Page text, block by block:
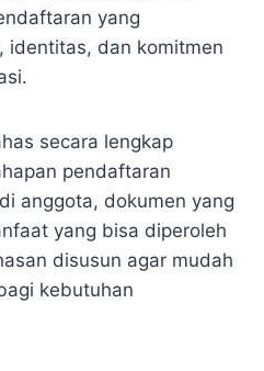
yang
identitas, dan komitmen
secara lengkap
pendaftaran
anggota, dokumen yang
yang bisa diperoleh
disusun agar mudah
kebutuhan